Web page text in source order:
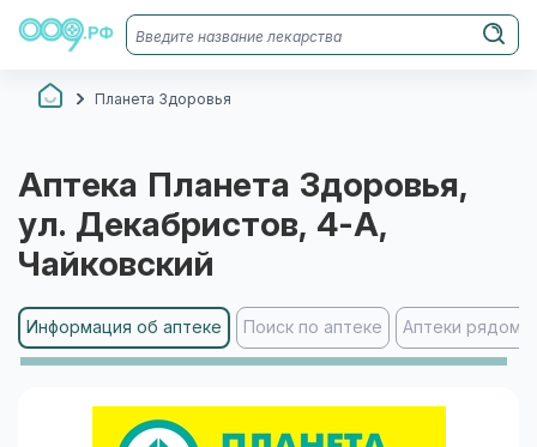
Планета Здоровья
Аптека Планета Здоровья,
ул. Декабристов, 4-А,
Чайковский
Информация об аптеке Поиск по аптеке Аптеки рядом